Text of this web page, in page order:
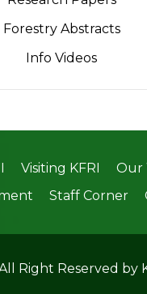
Forestry Abstracts
Info Videos
Visiting KFRI
Our
Staff Corner
Right Reserved by